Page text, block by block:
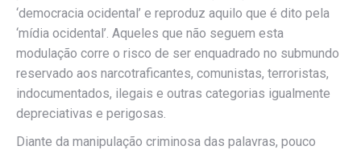
‘democracia ocidental’ e reproduz aquilo que é dito pela
‘mídia ocidental’. Aqueles que não seguem esta
modulação corre o risco de ser enquadrado no submundo
reservado aos narcotraficantes, comunistas, terroristas,
indocumentados, ilegais e outras categorias igualmente
depreciativas e perigosas.
Diante da manipulação criminosa das palavras, pouco